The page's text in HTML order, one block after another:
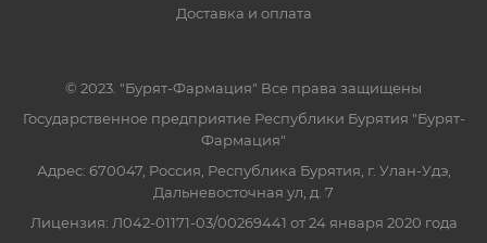
Доставка и оплата
© 2023. "Бурят-Фармация" Все права защищены
Государственное предприятие Республики Бурятия "Бурят-
Фармация"
Адрес: 670047, Россия, Республика Бурятия, г. Улан-Удэ,
Дальневосточная ул, д. 7
Лицензия: Л042-01171-03/00269441 от 24 января 2020 года